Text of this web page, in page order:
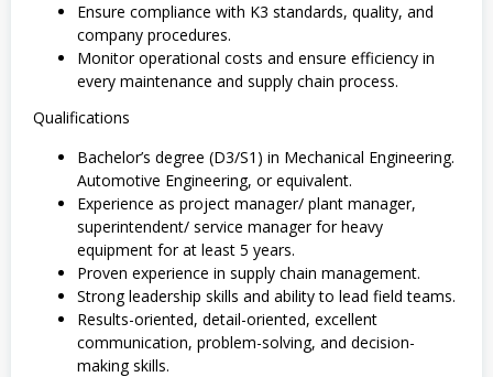
Ensure compliance with K3 standards, quality, and
company procedures.
Monitor operational costs and ensure efficiency in
every maintenance and supply chain process.
Qualifications
Bachelor’s degree (D3/S1) in Mechanical Engineering.
Automotive Engineering, or equivalent.
Experience as project manager/ plant manager,
superintendent/ service manager for heavy
equipment for at least 5 years.
Proven experience in supply chain management.
Strong leadership skills and ability to lead field teams.
Results-oriented, detail-oriented, excellent
communication, problem-solving, and decision-
making skills.